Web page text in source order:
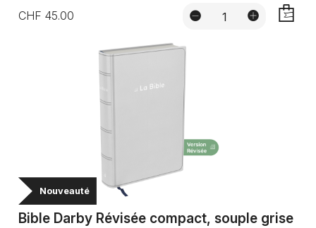
CHF 45.00
Nouveauté
Bible Darby Révisée compact, souple grise